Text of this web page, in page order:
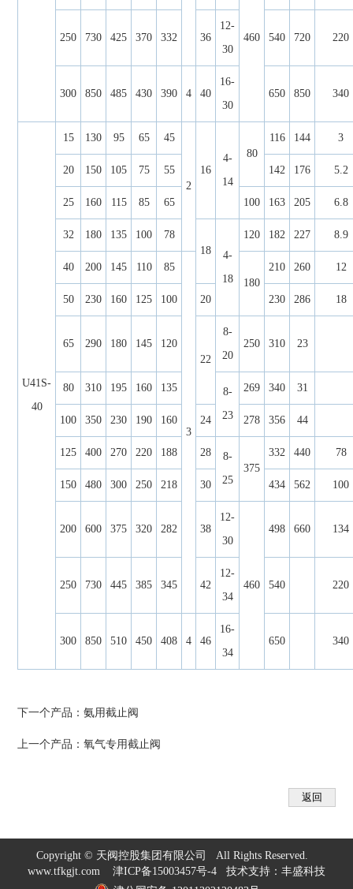
460
250 730 425 370 332 36
12-
30
540 720 220
300 850 485 430 390 4 40
16-
30
650 850 340
U41S-
40
15 130 95 65 45
2
16
4-
14
80
116 144 3
20 150 105 75 55 142 176 5.2
25 160 115 85 65 100 163 205 6.8
32 180 135 100
78
18
4-
18
120 182 227 8.9
40 200 145 110 85
3
180
210 260 12
50 230 160 125 100 20 230 286 18
65 290 180 145
120
22
8-
20
250 310 23
80 310 195 160 135
8-
23
269 340 31
100 350 230 190 160 24 278 356 44
125 400 270 220 188 28
8-
25
375
332 440 78
150 480 300 250 218 30 434 562 100
200 600 375 320 282 38
12-
30
460
498 660 134
250 730 445 385 345 42
12-
34
540 220
300 850 510 450 408 4 46
16-
34
650 340
下一个产品：氨用截止阀
上一个产品：氧气专用截止阀
Copyright © 天阀控股集团有限公司 All Rights Reserved.
www.tfkgjt.com
津ICP备15003457号-4 技术支持： 丰盛科技